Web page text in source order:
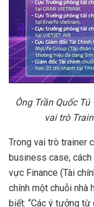
Ông Trần Quốc
vai trò
Trong vai trò trainer
business case, cách
vực Finance (Tài
chính một chuỗi nhà
biết: “Các ý tưởng